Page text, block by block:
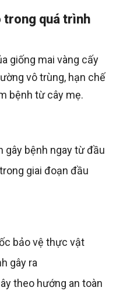
trong quá trình
giống mai vàng cấy
vô trùng, hạn chế
bệnh từ cây mẹ.
gây bệnh ngay từ đầu
giai đoạn đầu
bảo vệ thực vật
gây ra
theo hướng an toàn